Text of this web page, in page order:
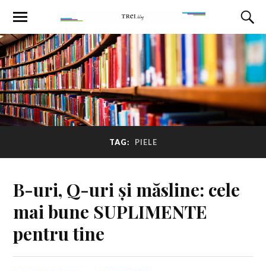
TAG: PIELE
B-uri, Q-uri și măsline: cele
mai bune SUPLIMENTE
pentru tine